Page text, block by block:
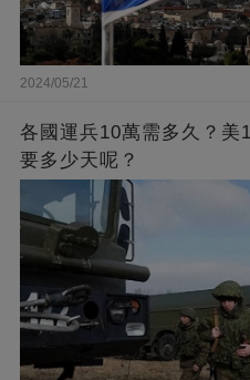
2024/05/21
各國運兵10萬需多久？美
要多少天呢？